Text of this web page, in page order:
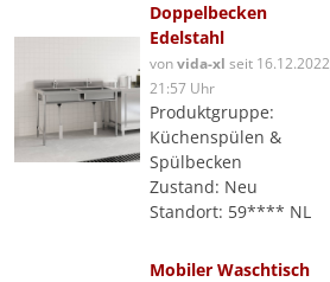
Doppelbecken
Edelstahl
vonvida-xl seit 16.12.2022,
21:57 Uhr
Produktgruppe:
Küchenspülen &
Spülbecken
Zustand: Neu
Standort: 59**** NL
Mobiler Waschtisch